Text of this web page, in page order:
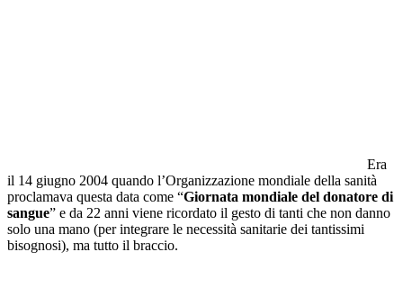
Era
il 14 giugno 2004 quando l’Organizzazione mondiale della sanità
proclamava questa data come “Giornata mondiale del donatore di
sangue” e da 22 anni viene ricordato il gesto di tanti che non danno
solo una mano (per integrare le necessità sanitarie dei tantissimi
bisognosi), ma tutto il braccio.